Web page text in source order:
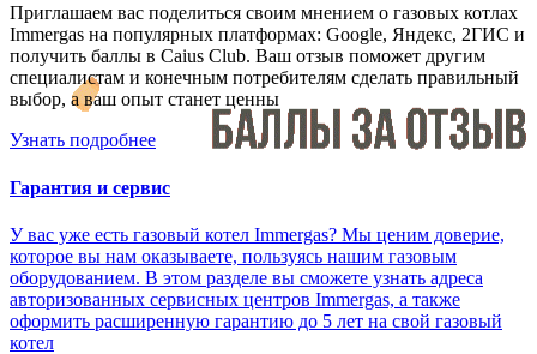
Приглашаем вас поделиться своим мнением о газовых котлах
Immergas на популярных платформах: Google, Яндекс, 2ГИС и
получить баллы в Caius Club. Ваш отзыв поможет другим
специалистам и конечным потребителям сделать правильный
выбор, а ваш опыт станет ценны
Узнать подробнее
Гарантия и сервис
У вас уже есть газовый котел Immergas? Мы ценим доверие,
которое вы нам оказываете, пользуясь нашим газовым
оборудованием. В этом разделе вы сможете узнать адреса
авторизованных сервисных центров Immergas, а также
оформить расширенную гарантию до 5 лет на свой газовый
котел